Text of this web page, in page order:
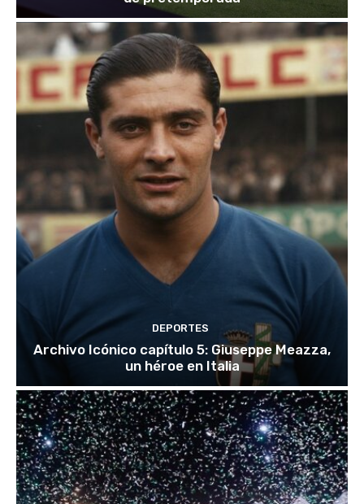
DEPORTES
Archivo Icónico capítulo 5: Giuseppe Meazza,
un héroe en Italia